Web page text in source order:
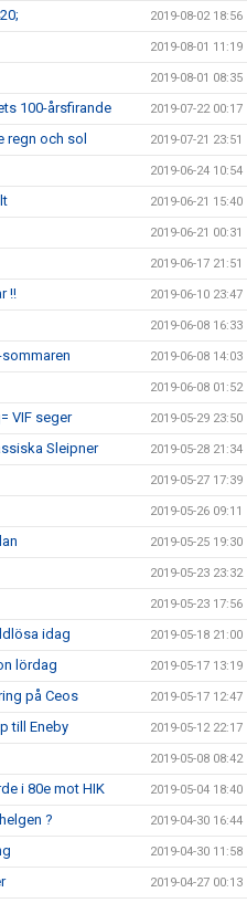
2019-08-02 18:56
2019-08-01 11:19
2019-08-01 08:35
100-årsfirande 2019-07-22 00:17
regn och sol 2019-07-21 23:51
2019-06-24 10:54
2019-06-21 15:40
2019-06-21 00:31
2019-06-17 21:51
!! 2019-06-10 23:47
2019-06-08 16:33
2019-06-08 14:03
2019-06-08 01:52
VIF seger 2019-05-29 23:50
Sleipner 2019-05-28 21:34
2019-05-27 17:39
2019-05-26 09:11
2019-05-25 19:30
2019-05-23 23:32
2019-05-23 17:56
idag 2019-05-18 21:00
lördag 2019-05-17 13:19
på Ceos 2019-05-17 12:47
till Eneby 2019-05-12 22:17
2019-05-08 08:42
i 80e mot HIK 2019-05-04 18:40
? 2019-04-30 16:44
2019-04-30 11:58
2019-04-27 00:13